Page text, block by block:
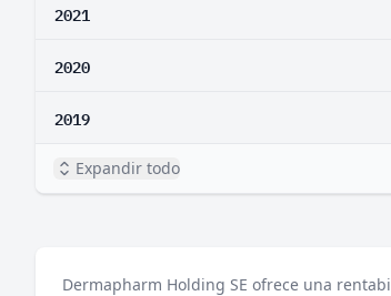
2021
2020
2019
Expandir todo
Dermapharm Holding SE ofrece una